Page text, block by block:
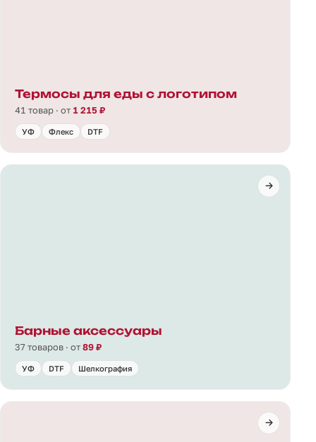
Термосы для еды с логотипом
41 товар · от 1 215 ₽
УФ Флекс DTF
Барные аксессуары
37 товаров · от89 ₽
УФ DTF Шелкография